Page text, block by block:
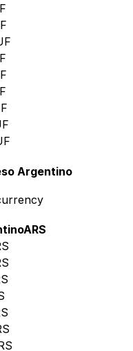
Argentino
ARS